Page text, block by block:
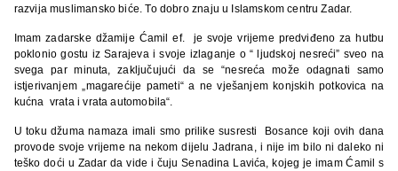
razvija muslimansko biće. To dobro znaju u Islamskom centru Zadar.
Imam zadarske džamije Ćamil ef. je svoje vrijeme predviđeno za hutbu
poklonio gostu iz Sarajeva i svoje izlaganje o “ ljudskoj nesreći” sveo na
svega par minuta, zaključujući da se “nesreća može odagnati samo
istjerivanjem „magarećije pameti“ a ne vješanjem konjskih potkovica na
kućna vrata i vrata automobila“.
U toku džuma namaza imali smo prilike susresti Bosance koji ovih dana
provode svoje vrijeme na nekom dijelu Jadrana, i nije im bilo ni daleko ni
teško doći u Zadar da vide i čuju Senadina Lavića, kojeg je imam Ćamil s